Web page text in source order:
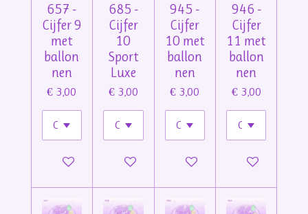
657 -
Cijfer 9
met
ballon
nen
€ 3,00
In winkelwagen
685 -
Cijfer
10
Sport
Luxe
€ 3,00
In winkelwagen
945 -
Cijfer
10 met
ballon
nen
€ 3,00
In winkelwagen
946 -
Cijfer
11 met
ballon
nen
€ 3,00
In winkelwagen